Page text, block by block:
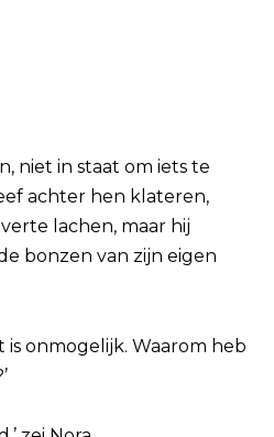
niet in staat om iets te
achter hen klateren,
lachen, maar hij
bonzen van zijn eigen
is onmogelijk. Waarom heb